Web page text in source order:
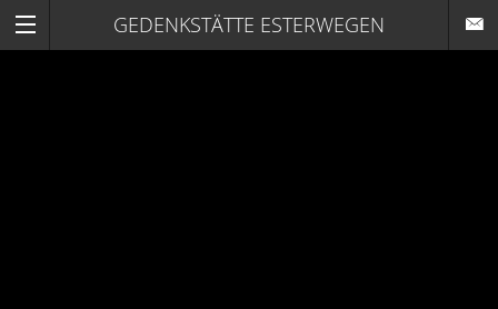
GEDENKSTÄTTE ESTERWEGEN